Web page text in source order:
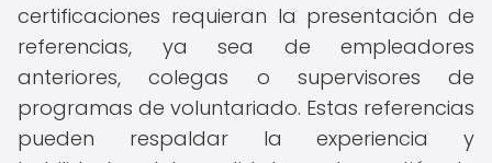
certificaciones requieran la presentación de
referencias, ya sea de empleadores
anteriores, colegas o supervisores de
programas de voluntariado. Estas referencias
pueden respaldar la experiencia y